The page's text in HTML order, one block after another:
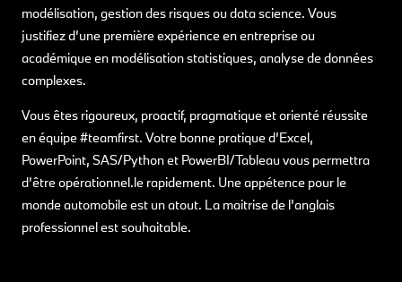
modélisation, gestion des risques ou data science. Vous
justifiez d’une première expérience en entreprise ou
académique en modélisation statistiques, analyse de données
complexes.
Vous êtes rigoureux, proactif, pragmatique et orienté réussite
en équipe #teamfirst. Votre bonne pratique d’Excel,
PowerPoint, SAS/Python et PowerBI/Tableau vous permettra
d’être opérationnel.le rapidement. Une appétence pour le
monde automobile est un atout. La maitrise de l’anglais
professionnel est souhaitable.